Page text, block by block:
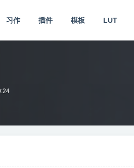
习作 插件 模板 LUT